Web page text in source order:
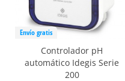
Envío gratis
Controlador pH
automático Idegis Serie
200